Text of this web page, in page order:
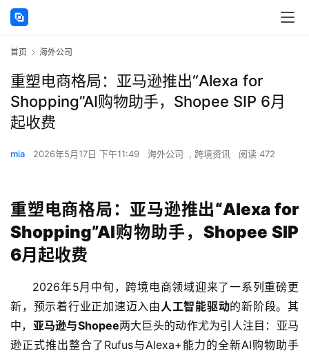
首页 海外公司
重塑电商格局：亚马逊推出“Alexa for
Shopping”AI购物助手，Shopee SIP 6月
起收费
mia 2026年5月17日 下午11:49 海外公司 , 跨境资讯 阅读 472
重塑电商格局：亚马逊推出“Alexa for
Shopping”AI购物助手，Shopee SIP
6月起收费
2026年5月中旬，跨境电商领域迎来了一系列重磅更
新，预示着行业正加速迈入由人工智能驱动的新阶段。其
中， 亚马逊与Shopee两大巨头的动作尤为引人注目：亚马
逊正式推出整合了Rufus与Alexa+能力的全新AI购物助手